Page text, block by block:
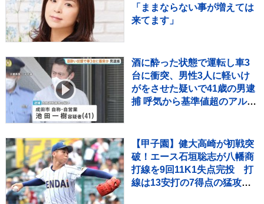
「ままならない事が増えては
来てます」
酒に酔った状態で運転し車3
台に衝突、男性3人に軽いけ
がをさせた疑いで41歳の男逮
捕 呼気から基準値超のアルコ
【甲子園】健大高崎が初戦突
破！エース石垣聡志が八幡商
打線を9回11K1失点完投 打
線は13安打の7得点の猛攻で